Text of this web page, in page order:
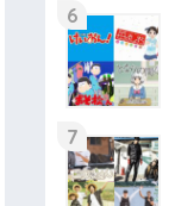
6
7